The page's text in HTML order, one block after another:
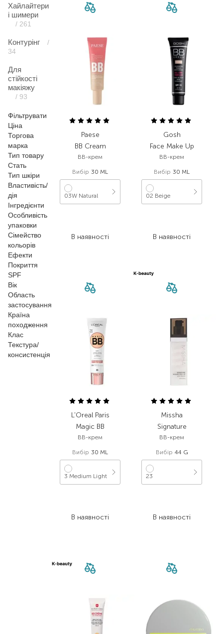
Хайлайтери
і шимери
/ 261
Контурінг
/
34
Для
стійкості
макіяжу
/ 93
Фільтрувати
Ціна
Торгова
марка
Тип товару
Стать
Тип шкіри
Властивість/
дія
Інгредієнти
Особливість
упаковки
Сімейство
кольорів
Ефекти
Покриття
SPF
Вік
Область
застосування
Країна
походження
Клас
Текстура/
консистенція
Paese
BB Cream
BB-крем
Вибір 30 ML
03W Natural
В наявності
Gosh
Face Make Up
BB-крем
Вибір 30 ML
02 Beige
В наявності
L'Oreal Paris
Magic BB
BB-крем
Вибір 30 ML
3 Medium Light
В наявності
Missha
Signature
BB-крем
Вибір 44 G
23
В наявності